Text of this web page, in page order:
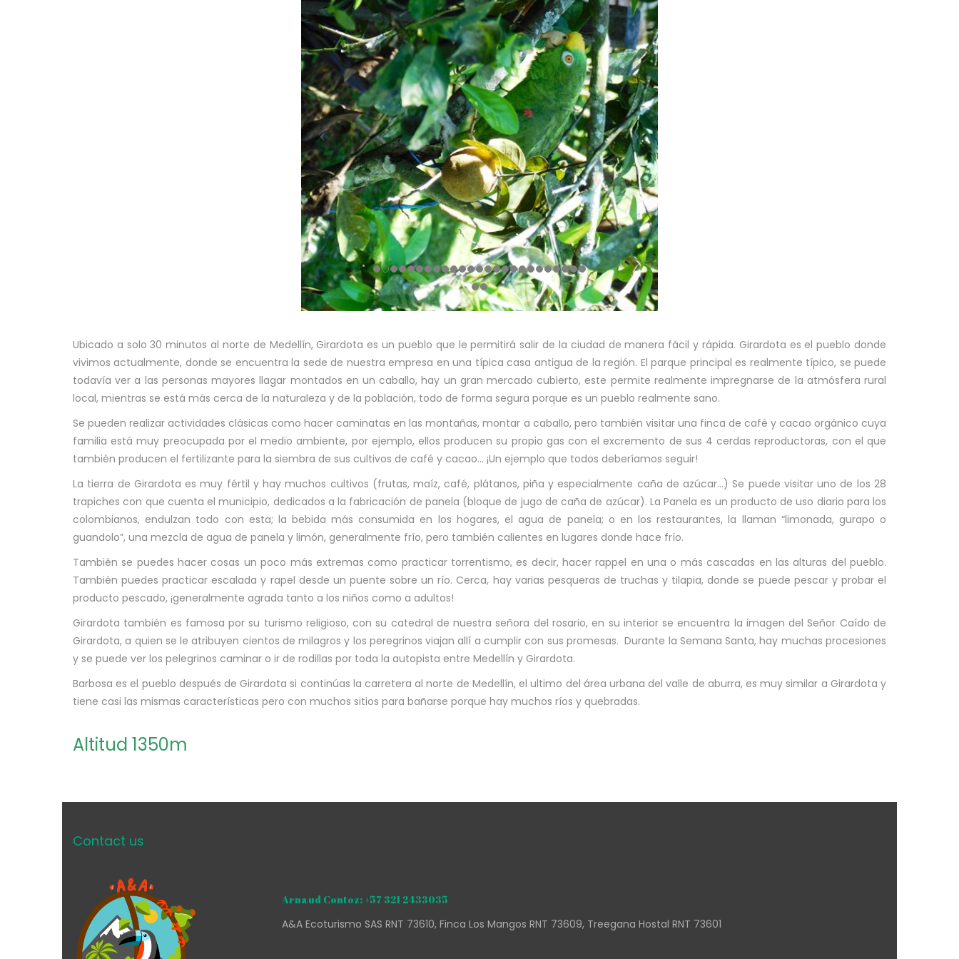
Ubicado a solo 30 minutos al norte de Medellín, Girardota es un pueblo que le permitirá salir de la ciudad de manera fácil y rápida. Girardota es el pueblo donde
vivimos actualmente, donde se encuentra la sede de nuestra empresa en una típica casa antigua de la región. El parque principal es realmente típico, se puede
todavía ver a las personas mayores llagar montados en un caballo, hay un gran mercado cubierto, este permite realmente impregnarse de la atmósfera rural
local, mientras se está más cerca de la naturaleza y de la población, todo de forma segura porque es un pueblo realmente sano.
Se pueden realizar actividades clásicas como hacer caminatas en las montañas, montar a caballo, pero también visitar una finca de café y cacao orgánico cuya
familia está muy preocupada por el medio ambiente, por ejemplo, ellos producen su propio gas con el excremento de sus 4 cerdas reproductoras, con el que
también producen el fertilizante para la siembra de sus cultivos de café y cacao… ¡Un ejemplo que todos deberíamos seguir!
La tierra de Girardota es muy fértil y hay muchos cultivos (frutas, maíz, café, plátanos, piña y especialmente caña de azúcar…) Se puede visitar uno de los 28
trapiches con que cuenta el municipio, dedicados a la fabricación de panela (bloque de jugo de caña de azúcar). La Panela es un producto de uso diario para los
colombianos, endulzan todo con esta; la bebida más consumida en los hogares, el agua de panela; o en los restaurantes, la llaman “limonada, gurapo o
guandolo”, una mezcla de agua de panela y limón, generalmente frío, pero también calientes en lugares donde hace frío.
También se puedes hacer cosas un poco más extremas como practicar torrentismo, es decir, hacer rappel en una o más cascadas en las alturas del pueblo.
También puedes practicar escalada y rapel desde un puente sobre un río. Cerca, hay varias pesqueras de truchas y tilapia, donde se puede pescar y probar el
producto pescado, ¡generalmente agrada tanto a los niños como a adultos!
Girardota también es famosa por su turismo religioso, con su catedral de nuestra señora del rosario, en su interior se encuentra la imagen del Señor Caído de
Girardota, a quien se le atribuyen cientos de milagros y los peregrinos viajan allí a cumplir con sus promesas. Durante la Semana Santa, hay muchas procesiones
y se puede ver los pelegrinos caminar o ir de rodillas por toda la autopista entre Medellín y Girardota.
Barbosa es el pueblo después de Girardota si continúas la carretera al norte de Medellín, el ultimo del área urbana del valle de aburra, es muy similar a Girardota y
tiene casi las mismas características pero con muchos sitios para bañarse porque hay muchos ríos y quebradas.
Altitud 1350m
Contact us
Arnaud Contoz: +57 321 2433035
A&A Ecoturismo SAS RNT 73610, Finca Los Mangos RNT 73609, Treegana Hostal RNT 73601